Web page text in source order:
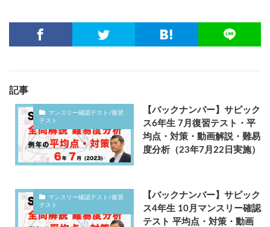
記事
マンスリー確認テスト/復習
テスト
【バックナンバー】サピック
ス6年生 7月復習テスト・平
均点・対策・動画解説・難易
度分析（23年7月22日実施）
マンスリー確認テスト/復習
テスト
【バックナンバー】サピック
ス4年生 10月マンスリー確認
テスト 平均点・対策・動画